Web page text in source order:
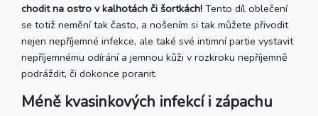
chodit na ostro v kalhotách či šortkách! Tento díl oblečení
se totiž nemění tak často, a nošením si tak můžete přivodit
nejen nepříjemné infekce, ale také své intimní partie vystavit
nepříjemnému odírání a jemnou kůži v rozkroku nepříjemně
podráždit, či dokonce poranit.
Méně kvasinkových infekcí i zápachu